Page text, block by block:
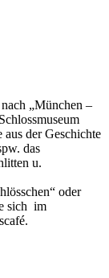
„München –
der Geschichte
das
u.
oder
sich im